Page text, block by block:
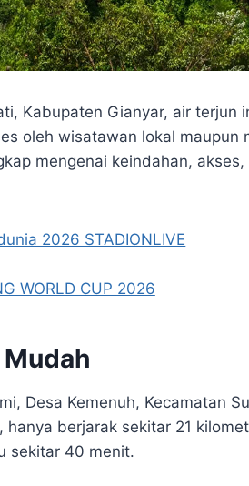
Kabupaten Gianyar, air terjun
oleh wisatawan lokal maupun
mengenai keindahan,
Desa Kemenuh, Kecamatan
berjarak sekitar 21
sekitar 40 menit.